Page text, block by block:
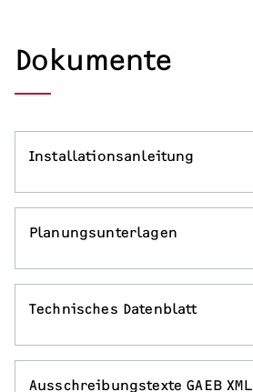
Dokumente
Installationsanleitung
Planungsunterlagen
Technisches Datenblatt
Ausschreibungstexte GAEB XML